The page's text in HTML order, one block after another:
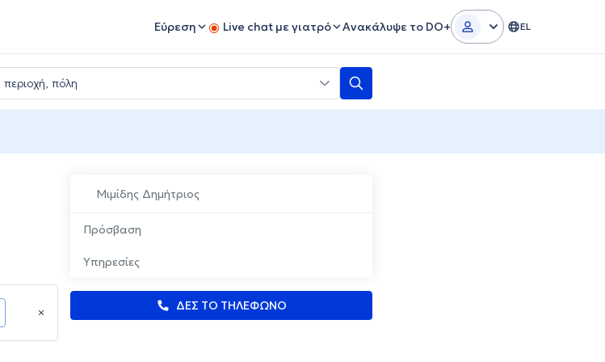
Εύρεση Live chat με γιατρό Ανακάλυψε το DO+ EL
Μιμίδης Δημήτριος
Πρόσβαση
Υπηρεσίες
ΔΕΣ ΤΟ ΤΗΛΕΦΩΝΟ